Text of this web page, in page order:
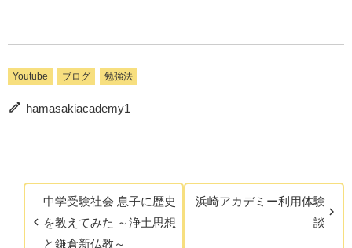
Youtube ブログ 勉強法
hamasakiacademy1
中学受験社会 息子に歴史
を教えてみた ～浄土思想
と鎌倉新仏教～
浜崎アカデミー利用体験
談